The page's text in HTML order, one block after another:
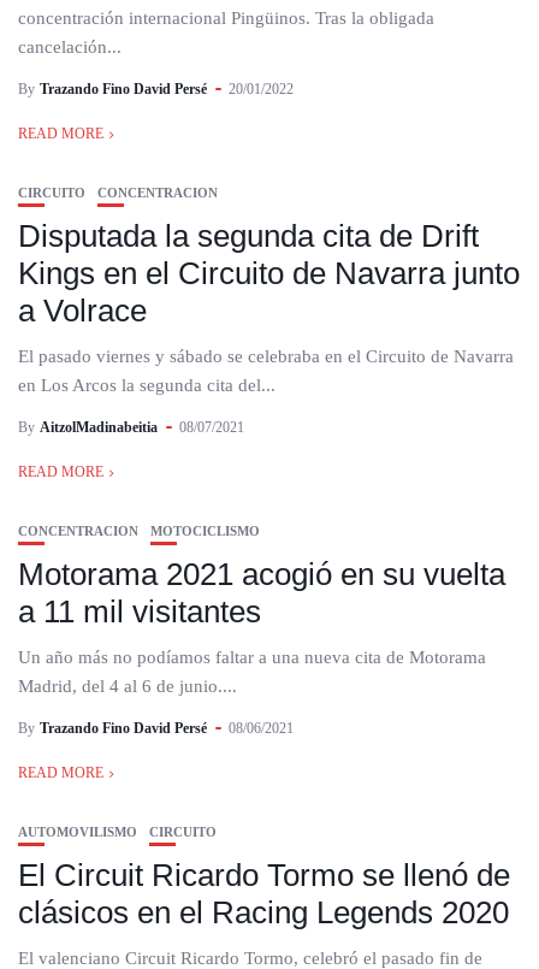
concentración internacional Pingüinos. Tras la obligada
cancelación...
By Trazando Fino David Persé 20/01/2022
READ MORE
CIRCUITO CONCENTRACION
Disputada la segunda cita de Drift
Kings en el Circuito de Navarra junto
a Volrace
El pasado viernes y sábado se celebraba en el Circuito de Navarra
en Los Arcos la segunda cita del...
By AitzolMadinabeitia 08/07/2021
READ MORE
CONCENTRACION MOTOCICLISMO
Motorama 2021 acogió en su vuelta
a 11 mil visitantes
Un año más no podíamos faltar a una nueva cita de Motorama
Madrid, del 4 al 6 de junio....
By Trazando Fino David Persé 08/06/2021
READ MORE
AUTOMOVILISMO CIRCUITO
El Circuit Ricardo Tormo se llenó de
clásicos en el Racing Legends 2020
El valenciano Circuit Ricardo Tormo, celebró el pasado fin de